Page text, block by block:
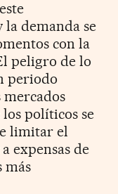
demanda se
con la
peligro de lo
periodo
políticos se
limitar el
expensas de
más